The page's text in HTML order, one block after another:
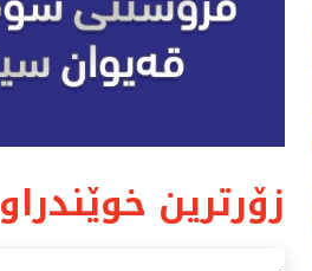
زۆرترین خوێندراو